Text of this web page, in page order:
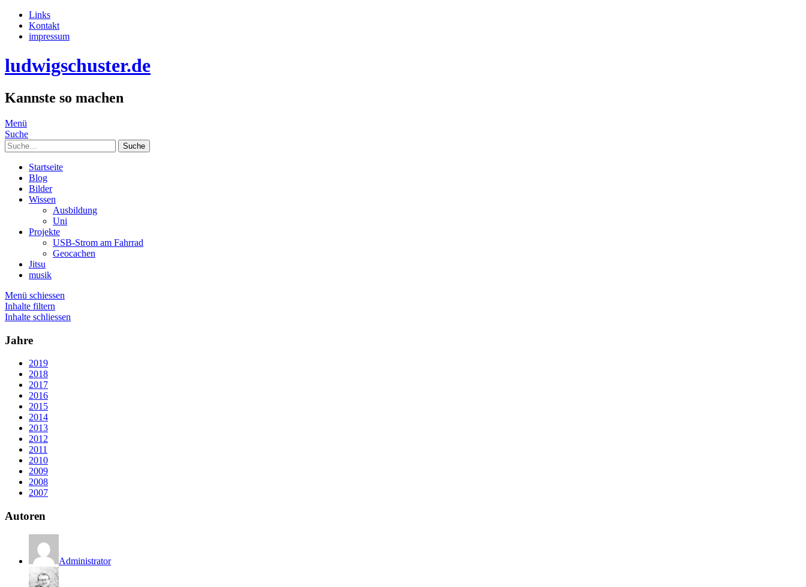
Links
Kontakt
impressum
ludwigschuster.de
Kannste so machen
Menü
Suche
Suche
Startseite
Blog
Bilder
Wissen
Ausbildung
Uni
Projekte
USB-Strom am Fahrrad
Geocachen
Jitsu
musik
Menü schiessen
Inhalte filtern
Inhalte schliessen
Jahre
2019
2018
2017
2016
2015
2014
2013
2012
2011
2010
2009
2008
2007
Autoren
Administrator